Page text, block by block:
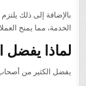
بالإضافة إلى ذلك
الخدمة، مما يمنح
لماذا يفضل
يفضل الكثير من